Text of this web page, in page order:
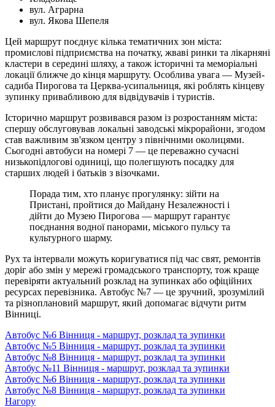
вул. Аграрна
вул. Якова Шепеля
Цей маршрут поєднує кілька тематичних зон міста:
промислові підприємства на початку, жваві ринки та лікарняні
кластери в середині шляху, а також історичні та меморіальні
локації ближче до кінця маршруту. Особлива увага — Музей-
садиба Пирогова та Церква-усипальниця, які роблять кінцеву
зупинку привабливою для відвідувачів і туристів.
Історично маршрут розвивався разом із розростанням міста:
спершу обслуговував локальні заводські мікрорайони, згодом
став важливим зв'язком центру з північними околицями.
Сьогодні автобуси на номері 7 — це переважно сучасні
низькопідлогові одиниці, що полегшують посадку для
старших людей і батьків з візочками.
Порада тим, хто планує прогулянку: зійти на
Пристані, пройтися до Майдану Незалежності і
дійти до Музею Пирогова — маршрут гарантує
поєднання водної панорами, міського пульсу та
культурного шарму.
Рух та інтервали можуть коригуватися під час свят, ремонтів
доріг або змін у мережі громадського транспорту, тож краще
перевіряти актуальний розклад на зупинках або офіційних
ресурсах перевізника. Автобус №7 — це зручний, зрозумілий
та різноплановий маршрут, який допомагає відчути ритм
Вінниці.
Автобус №6 Вінниця - маршрут, розклад та зупинки
Автобус №5 Вінниця - маршрут, розклад та зупинки
Автобус №8 Вінниця - маршрут, розклад та зупинки
Автобус №11 Вінниця - маршрут, розклад та зупинки
Автобус №6 Вінниця - маршрут, розклад та зупинки
Автобус №8 Вінниця - маршрут, розклад та зупинки
Нагору